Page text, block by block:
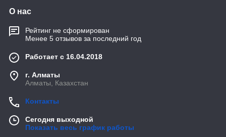
О нас
Рейтинг не сформирован
Менее 5 отзывов за последний год
Работает с 16.04.2018
г. Алматы
Алматы, Казахстан
Контакты
Сегодня выходной
Показать весь график работы